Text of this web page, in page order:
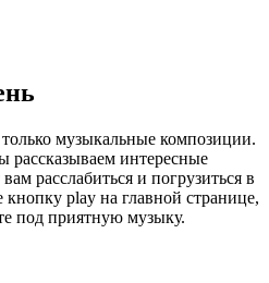
музыкальные композиции.
рассказываем интересные
расслабиться и погрузиться в
play на главной странице,
под приятную музыку.